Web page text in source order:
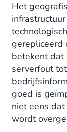
Het
gerepliceerd
betekent dat
serverfout
goed is
niet eens
wordt